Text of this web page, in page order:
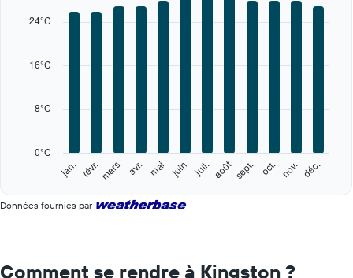
Range:
categories.
displaying
to
jan. févr.mars avr. mai juin juil. aoûtsept. oct. nov. déc.
0°C
8°C
16°C
24°C
interactive
chart
Données fournies par
Comment se rendre à Kingston ?